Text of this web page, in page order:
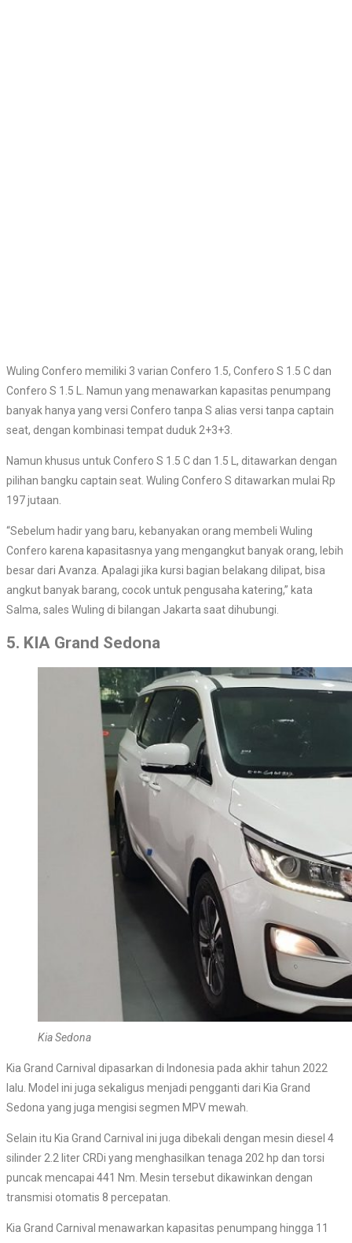
Wuling Confero memiliki 3 varian Confero 1.5, Confero S 1.5 C dan
Confero S 1.5 L. Namun yang menawarkan kapasitas penumpang
banyak hanya yang versi Confero tanpa S alias versi tanpa captain
seat, dengan kombinasi tempat duduk 2+3+3.
Namun khusus untuk Confero S 1.5 C dan 1.5 L, ditawarkan dengan
pilihan bangku captain seat. Wuling Confero S ditawarkan mulai Rp
197 jutaan.
“Sebelum hadir yang baru, kebanyakan orang membeli Wuling
Confero karena kapasitasnya yang mengangkut banyak orang, lebih
besar dari Avanza. Apalagi jika kursi bagian belakang dilipat, bisa
angkut banyak barang, cocok untuk pengusaha katering,” kata
Salma, sales Wuling di bilangan Jakarta saat dihubungi.
5. KIA Grand Sedona
Kia Sedona
Kia Grand Carnival dipasarkan di Indonesia pada akhir tahun 2022
lalu. Model ini juga sekaligus menjadi pengganti dari Kia Grand
Sedona yang juga mengisi segmen MPV mewah.
Selain itu Kia Grand Carnival ini juga dibekali dengan mesin diesel 4
silinder 2.2 liter CRDi yang menghasilkan tenaga 202 hp dan torsi
puncak mencapai 441 Nm. Mesin tersebut dikawinkan dengan
transmisi otomatis 8 percepatan.
Kia Grand Carnival menawarkan kapasitas penumpang hingga 11